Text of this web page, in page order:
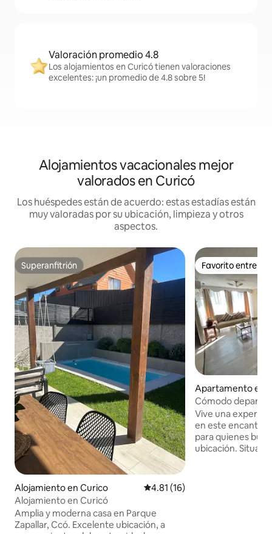
Valoración promedio 4.8
Los alojamientos en Curicó tienen valoraciones
excelentes: ¡un promedio de 4.8 sobre 5!
Alojamientos vacacionales mejor
valorados en Curicó
Los huéspedes están de acuerdo: estas estadías están
muy valoradas por su ubicación, limpieza y otros
aspectos.
Superanfitrión
Superanfitrión
Alojamiento en Curico Calificación promedio: 4.81 de
4.81 (16)
Alojamiento en Curicó
Amplia y moderna casa en Parque
Zapallar, Ccó. Excelente ubicación, a
Favorito entre
Favorito entre
Apartamento en
Cómodo
personas.
Vive una
en este
para quienes buscan descanso y buena
ubicación.